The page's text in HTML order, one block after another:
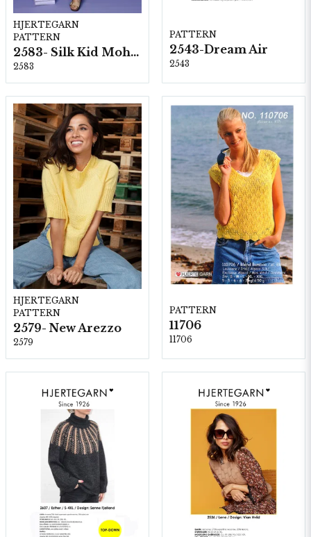
HJERTEGARN
PATTERN
2583- Silk Kid Mohair
2583
PATTERN
2543-Dream Air
2543
HJERTEGARN
PATTERN
2579- New Arezzo
2579
PATTERN
11706
11706